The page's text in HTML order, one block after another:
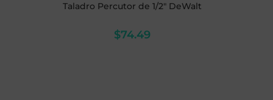
Taladro Percutor de 1/2" DeWalt
$74.49